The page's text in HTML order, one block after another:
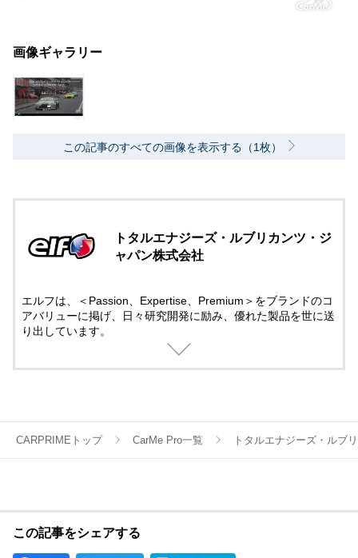
画像ギャラリー
この記事のすべての画像を表示する（1枚）
トタルエナジーズ・ルブリカンツ・ジ
ャパン株式会社
エルフは、＜Passion、Expertise、Premium＞をブランドのコ
アバリューに掲げ、日々研究開発に励み、優れた製品を世に送
り出しています。
モータースポーツには50年以上にも及び先進テクノロジーでサ
ブランドとして、エルフの製品は世界中のお客様から信頼され
ています。
CARPRIMEトップ CarMe Pro一覧 トタルエナジーズ・ルブ
この記事をシェアする